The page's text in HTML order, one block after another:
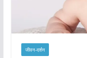
जीवन-दर्शन